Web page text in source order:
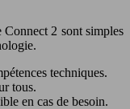
2 sont simples
techniques.
tous.
en cas de besoin.